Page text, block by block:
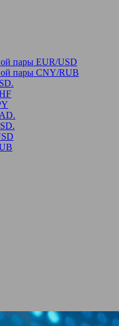
пары EUR/USD
пары CNY/RUB